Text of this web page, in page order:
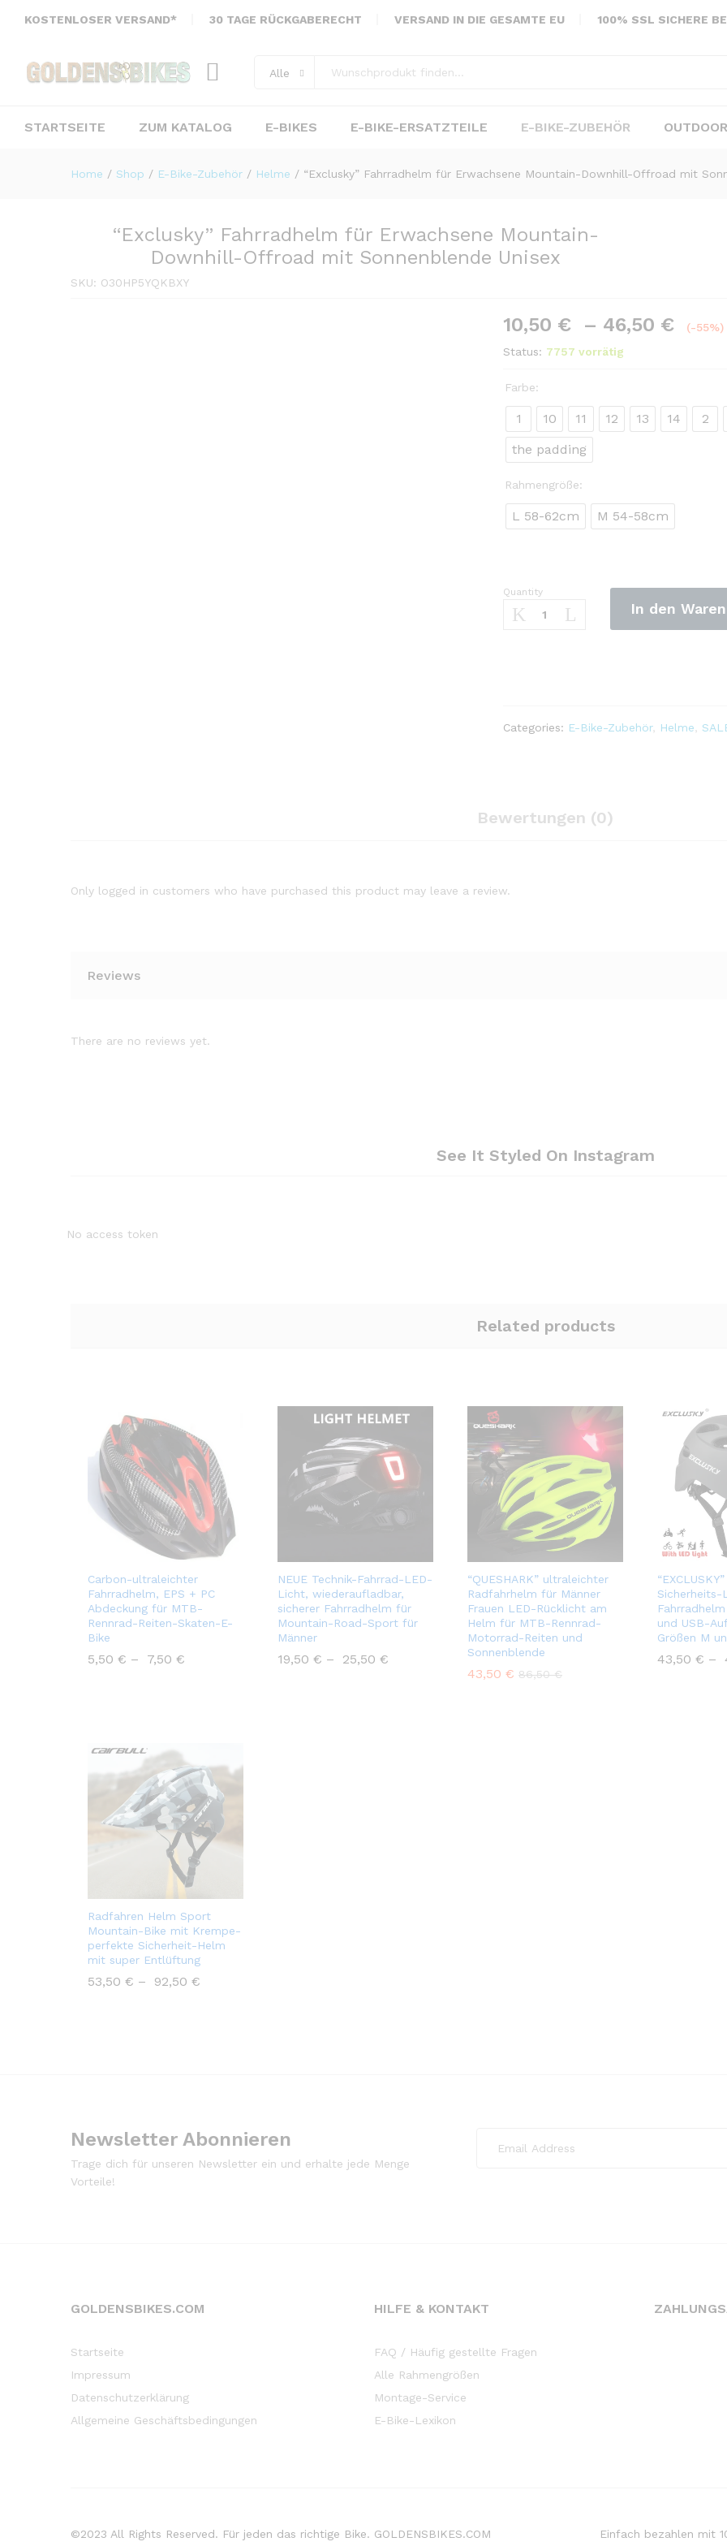
KOSTENLOSER VERSAND* 30 TAGE RÜCKGABERECHT VERSAND IN DIE GESAMTE EU 100% SSL SICHERE
Alle
STARTSEITE ZUM KATALOG E-BIKES E-BIKE-ERSATZTEILE E-BIKE-ZUBEHÖR
Home / Shop / E-Bike-Zubehör / Helme / “Exclusky” Fahrradhelm für Erwachsene Mountain-Downhill-Offroad mit
“Exclusky” Fahrradhelm für Erwachsene Mountain-
Downhill-Offroad mit Sonnenblende Unisex
SKU: O30HP5YQKBXY
10,50 € – 46,50 €
(-55%)
Status: 7757 vorrätig
Farbe:
1 10 11 12 13 14
2
the padding
Rahmengröße:
L 58-62cm M 54-58cm
"Exclusky"
Fahrradhelm
Sonnenblende
Quantity
In den
Categories: E-Bike-Zubehör, Helme
Bewertungen (0)
Only logged in customers who have purchased this product may leave a review.
Reviews
There are no reviews yet.
See It Styled On Instagram
No access token
Related products
Carbon-ultraleichter
Fahrradhelm, EPS + PC
Abdeckung für MTB-
Rennrad-Reiten-Skaten-E-
Bike
5,50 € – 7,50 €
NEUE Technik-Fahrrad-LED-
Licht, wiederaufladbar,
sicherer Fahrradhelm für
Mountain-Road-Sport für
Männer
19,50 € – 25,50 €
“QUESHARK” ultraleichter
Radfahrhelm für Männer
Frauen LED-Rücklicht am
Helm für MTB-Rennrad-
Motorrad-Reiten und
Sonnenblende
43,50 € 86,50€
und USB-
Größen M
43,50 € –
Radfahren Helm Sport
Mountain-Bike mit Krempe-
perfekte Sicherheit-Helm
mit super Entlüftung
53,50 € – 92,50 €
Newsletter Abonnieren
Trage dich für unseren Newsletter ein und erhalte jede Menge
Vorteile!
GOLDENSBIKES.COM
Startseite
Impressum
Datenschutzerklärung
Allgemeine Geschäftsbedingungen
HILFE & KONTAKT
FAQ / Häufig gestellte Fragen
Alle Rahmengrößen
Montage-Service
E-Bike-Lexikon
©2023 All Rights Reserved. Für jeden das richtige Bike. GOLDENSBIKES.COM Einfach bezahlen mit
Sonnenblende Unisex